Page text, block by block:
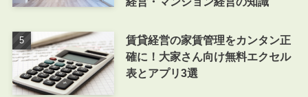
賃貸経営の家賃管理をカンタン正
確に！大家さん向け無料エクセル
表とアプリ3選